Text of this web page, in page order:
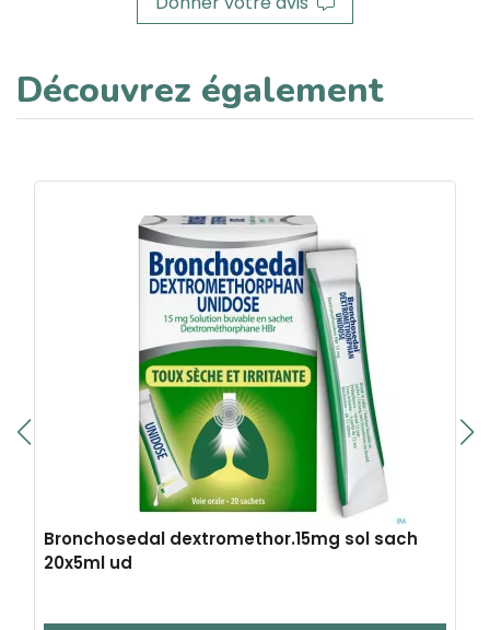
Découvrez également
Bronchosedal dextromethor.15mg sol sach
20x5ml ud